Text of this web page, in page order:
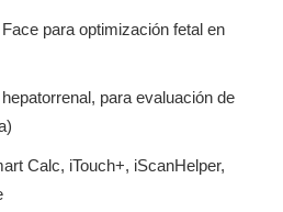
para optimización fetal en
para evaluación de
Calc, iTouch+, iScanHelper,